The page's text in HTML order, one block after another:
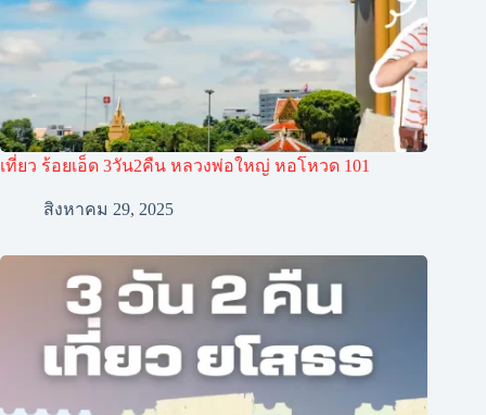
เที่ยว ร้อยเอ็ด 3วัน2คืน หลวงพ่อใหญ่ หอโหวด 101
สิงหาคม 29, 2025